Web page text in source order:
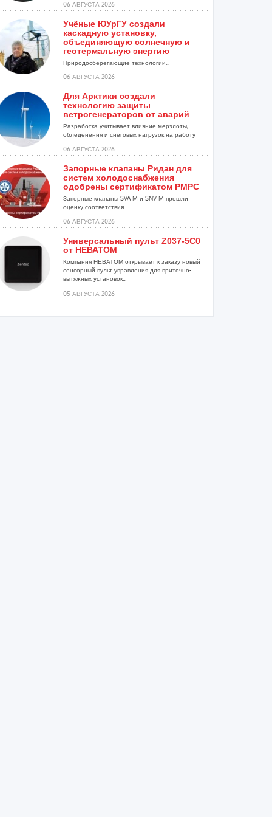
06 АВГУСТА 2026
Учёные ЮУрГУ создали
каскадную установку,
объединяющую солнечную и
геотермальную энергию
Природосберегающие технологии...
06 АВГУСТА 2026
Для Арктики создали
технологию защиты
ветрогенераторов от аварий
Разработка учитывает влияние мерзлоты,
обледенения и снеговых нагрузок на работу
06 АВГУСТА 2026
Запорные клапаны Ридан для
систем холодоснабжения
одобрены сертификатом РМРС
Запорные клапаны SVA M и SNV M прошли
оценку соответствия ...
06 АВГУСТА 2026
Универсальный пульт Z037-5C0
от НЕВАТОМ
Компания НЕВАТОМ открывает к заказу новый
сенсорный пульт управления для приточно-
вытяжных установок...
05 АВГУСТА 2026